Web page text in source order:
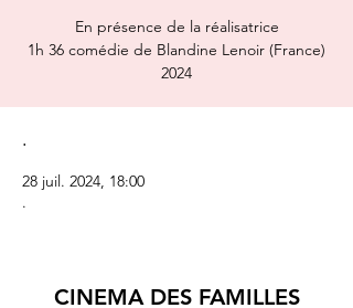
En présence de la réalisatrice
1h 36 comédie de Blandine Lenoir (France)
2024
.
28 juil. 2024, 18:00
.
CINEMA DES FAMILLES